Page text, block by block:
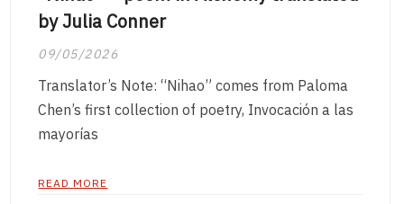
by Julia Conner
09/05/2026
Translator’s Note: “Nihao” comes from Paloma
Chen’s first collection of poetry, Invocación a las
mayorías
READ MORE